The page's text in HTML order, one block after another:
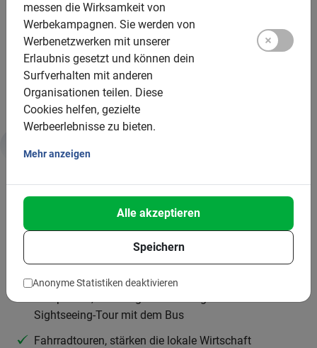
messen die Wirksamkeit von
Werbekampagnen. Sie werden von
Werbenetzwerken mit unserer
Erlaubnis gesetzt und können dein
Surfverhalten mit anderen
Organisationen teilen. Diese
Cookies helfen, gezielte
Werbeerlebnisse zu bieten.
Mehr anzeigen
Speichern
Alle akzeptieren
Anonyme Statistiken deaktivieren
Mindestanzahl: 2 Teilnehmer
Bei mehr als 15 Teilnehmern wird ein zusätzlicher
Guide gestellt
Für größere Gruppen stellen wir mehrere Stadtführer
Nachhaltige Aktivität
Deshalb ist diese Tour gut für uns alle und den
Fahrradtouren sind eine Form des nachhaltigen
Sightseeing-Tour mit dem Bus
Fahrradtouren, stärken die lokale Wirtschaft